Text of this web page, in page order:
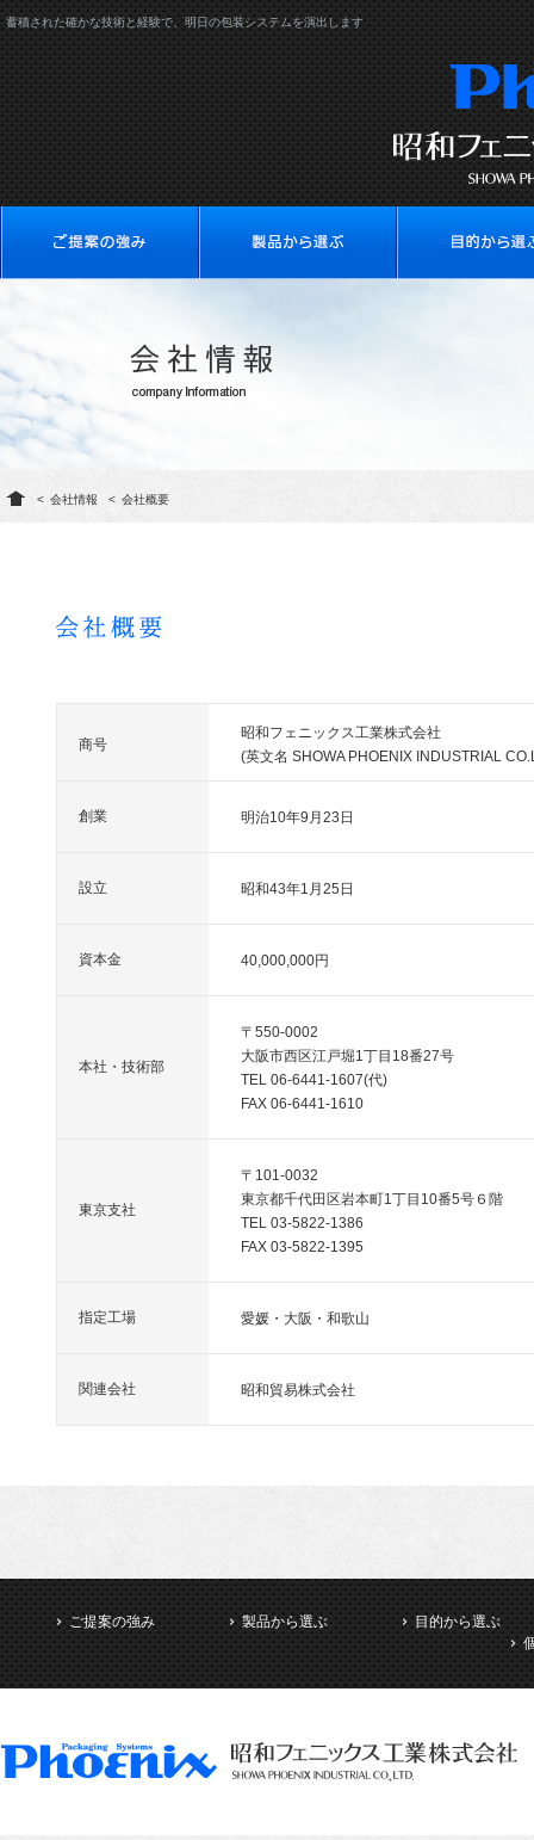
蓄積された確かな技術と経験で、明日の包装システムを演出します
< 会社情報 < 会社概要
商号
昭和フェニックス工業株式会社
(英文名 SHOWA PHOENIX INDUSTRIAL
創業 明治10年9月23日
設立 昭和43年1月25日
資本金 40,000,000円
本社・技術部
〒550-0002
大阪市西区江戸堀1丁目18番27号
TEL 06-6441-1607(代)
FAX 06-6441-1610
東京支社
〒101-0032
東京都千代田区岩本町1丁目10番5号６階
TEL 03-5822-1386
FAX 03-5822-1395
指定工場 愛媛・大阪・和歌山
関連会社 昭和貿易株式会社
ご提案の強み 製品から選ぶ
目的から選ぶ